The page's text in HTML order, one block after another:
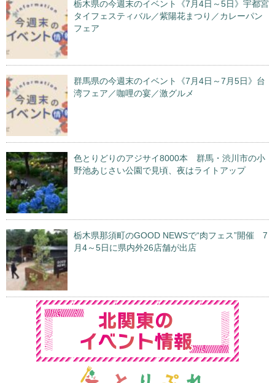
栃木県の今週末のイベント《7月4日～5日》宇都宮
タイフェスティバル／紫陽花まつり／カレーパン
フェア
群馬県の今週末のイベント《7月4日～7月5日》台
湾フェア／咖哩の宴／激グルメ
色とりどりのアジサイ8000本 群馬・渋川市の小
野池あじさい公園で見頃、夜はライトアップ
栃木県那須町のGOOD NEWSで“肉フェス”開催 7
月4～5日に県内外26店舗が出店